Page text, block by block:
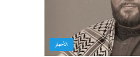
الأخبار